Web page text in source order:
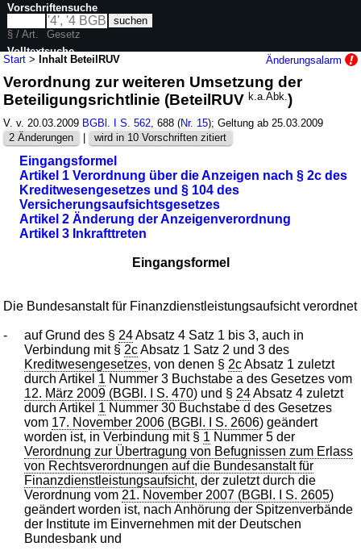
Start >Inhalt BeteilRUV Änderungsalarm
Verordnung zur weiteren Umsetzung der
Beteiligungsrichtlinie (BeteilRUVk.a.Abk.)
V. v. 20.03.2009 BGBl. I S. 562 , 688 (Nr. 15); Geltung ab 25.03.2009
2 Änderungen
| wird in 10 Vorschriften zitiert
Eingangsformel
Artikel 1 Verordnung über die Anzeigen nach § 2c des
Kreditwesengesetzes und § 104 des
Versicherungsaufsichtsgesetzes
Artikel 2 Änderung der Anzeigenverordnung
Artikel 3 Inkrafttreten
Eingangsformel
Die Bundesanstalt für Finanzdienstleistungsaufsicht verordnet
- auf Grund des § 24Absatz 4 Satz 1 bis 3, auch in
Verbindung mit § 2cAbsatz 1 Satz 2 und 3 des
Kreditwesengesetzes, von denen § 2cAbsatz 1 zuletzt
durch Artikel 1 Nummer 3 Buchstabe a des Gesetzes vom
12. März 2009 (BGBl. I S. 470) und § 24Absatz 4 zuletzt
durch Artikel 1 Nummer 30 Buchstabe d des Gesetzes
vom 17. November 2006 (BGBl. I S. 2606) geändert
worden ist, in Verbindung mit § 1 Nummer 5 der
Verordnung zur Übertragung von Befugnissen zum Erlass
von Rechtsverordnungen auf die Bundesanstalt für
Finanzdienstleistungsaufsicht, der zuletzt durch die
Verordnung vom 21. November 2007 (BGBl. I S. 2605)
geändert worden ist, nach Anhörung der Spitzenverbände
der Institute im Einvernehmen mit der Deutschen
Bundesbank und
Vorschriftensuche
§ / Art.
Gesetz
Volltextsuche
nur in BeteilRUV